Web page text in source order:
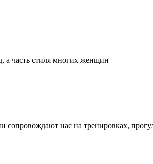
а часть стиля многих женщин
нас на тренировках,